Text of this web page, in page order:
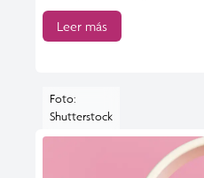
Leer más
Foto:
Shutterstock